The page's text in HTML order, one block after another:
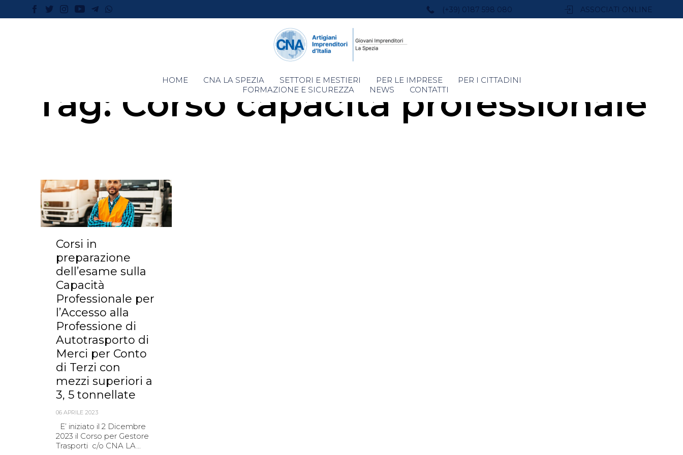
(+39) 0187 598 080 ASSOCIATI ONLINE
Skip
to
HOME CNA LA SPEZIA SETTORI E MESTIERI PER LE IMPRESE
PER I CITTADINI
FORMAZIONE E SICUREZZA
NEWS CONTATTI
Tag: Corso capacità professionale
Corsi in
preparazione
dell’esame sulla
Capacità
Professionale per
l’Accesso alla
Professione di
Autotrasporto di
Merci per Conto
di Terzi con
mezzi superiori a
3, 5 tonnellate
06 APRILE 2023
E’ iniziato il 2 Dicembre
2023 il Corso per Gestore
Trasporti c/o CNA LA...